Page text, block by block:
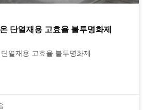
단열재용 고효율 불투명화제
열재용 고효율 불투명화제